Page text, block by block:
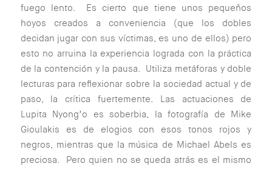
fuego lento. Es cierto que tiene unos pequeños
hoyos creados a conveniencia (que los dobles
decidan jugar con sus víctimas, es uno de ellos) pero
esto no arruina la experiencia lograda con la práctica
de la contención y la pausa. Utiliza metáforas y doble
lecturas para reflexionar sobre la sociedad actual y de
paso, la crítica fuertemente. Las actuaciones de
Lupita Nyong’o es soberbia, la fotografía de Mike
Gioulakis es de elogios con esos tonos rojos y
negros, mientras que la música de Michael Abels es
preciosa. Pero quien no se queda atrás es el mismo